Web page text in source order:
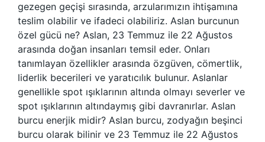
gezegen geçişi sırasında, arzularımızın ihtişamına
teslim olabilir ve ifadeci olabiliriz. Aslan burcunun
özel gücü ne? Aslan, 23 Temmuz ile 22 Ağustos
arasında doğan insanları temsil eder. Onları
tanımlayan özellikler arasında özgüven, cömertlik,
liderlik becerileri ve yaratıcılık bulunur. Aslanlar
genellikle spot ışıklarının altında olmayı severler ve
spot ışıklarının altındaymış gibi davranırlar. Aslan
burcu enerjik midir? Aslan burcu, zodyağın beşinci
burcu olarak bilinir ve 23 Temmuz ile 22 Ağustos